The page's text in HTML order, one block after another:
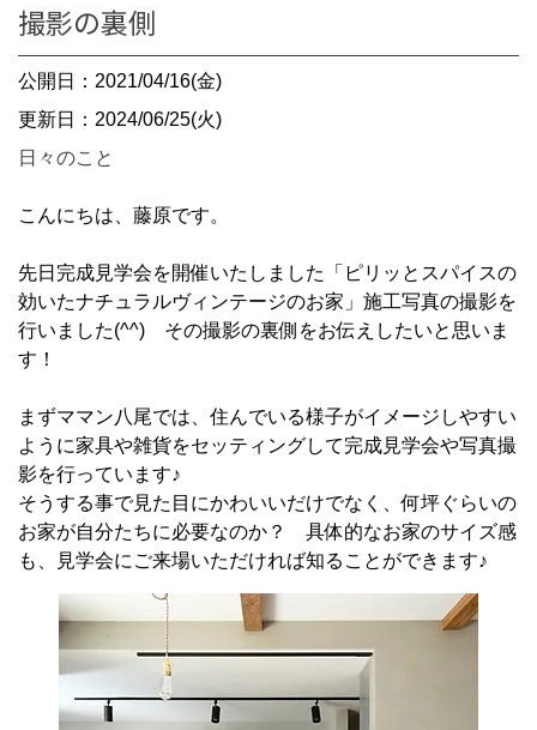
撮影の裏側
公開日：2021/04/16(金)
更新日：2024/06/25(火)
日々のこと
こんにちは、藤原です。
先日完成見学会を開催いたしました「ピリッとスパイスの
効いたナチュラルヴィンテージのお家」施工写真の撮影を
行いました(^^) その撮影の裏側をお伝えしたいと思いま
す！
まずママン八尾では、住んでいる様子がイメージしやすい
ように家具や雑貨をセッティングして完成見学会や写真撮
影を行っています♪
そうする事で見た目にかわいいだけでなく、何坪ぐらいの
お家が自分たちに必要なのか？ 具体的なお家のサイズ感
も、見学会にご来場いただければ知ることができます♪